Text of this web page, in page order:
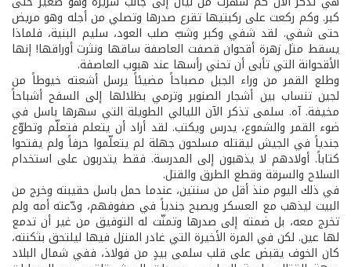
كبر. وكم ركعت على ركبتيها تقرع صدرها وتصلي من أجله وهو مريض
حتى شفي. لقد شفي وكبر وشبّ صلب العود، سليم البنية، فلماذا
يسقط مثل زهرة أقحوان قصفت العاصفة ساقها ونثرت أوراقها! إنها
الأقحوانة التي تأبى أن تحني رأسها عند هبوب العاصفة.
وطلع القمر من وراء الجبل مصباحاً مضيئاً يرسل أشعته خيوطاً من
لجين تنساب بين أشجار الصنوبر وترمي بظلالها إلى السفح أشباحاً
مخيفة. آه. سلمى تذكر الآن الليالي الطويلة التي سهرها باسل في
ضوء القمر والشموع، يدرس ويكتب. لقد أراد أن يتعلم فتعلّم وتطوّع
جندياً في الجيش ليقتله مسلحون جهلة لم يتعلّموا حرفاً ولم يفتحوا
كتاباً. أولادهم لا يذهبون إلى المدرسة. فقط يتدربون على استخدام
السلاح والسرقة وقطع الطرق والقتل.
في ذلك اليوم منذ أقل من سنتين، عندما حمل باسل حقيبته وخرج من
البيت ليذهب مع العسكر ويصبح جندياً في صفوفهم، ودّعته أمه ولم
تخرج معه، بل ضمته إلى صدرها وتمنّت له التوفيق من غير أن تدمع
لها عين. لكن في المرة الأخيرة التي غادر المنزل فيها ليلتحق بثكنته،
كان الخوف يقبض على قلب سلمى بيدٍ من فولاذ، ففي شمال البلاد